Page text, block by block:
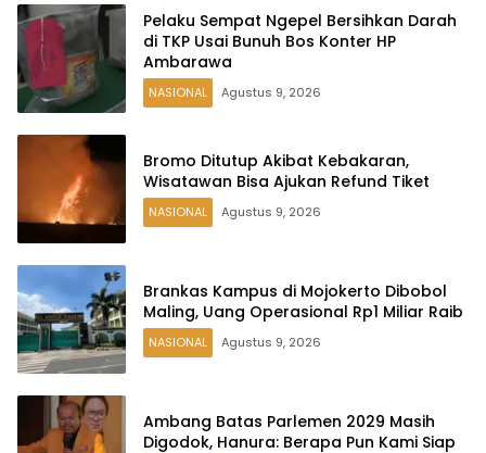
Pelaku Sempat Ngepel Bersihkan Darah
di TKP Usai Bunuh Bos Konter HP
Ambarawa
NASIONAL Agustus 9, 2026
Bromo Ditutup Akibat Kebakaran,
Wisatawan Bisa Ajukan Refund Tiket
NASIONAL Agustus 9, 2026
Brankas Kampus di Mojokerto Dibobol
Maling, Uang Operasional Rp1 Miliar Raib
NASIONAL Agustus 9, 2026
Ambang Batas Parlemen 2029 Masih
Digodok, Hanura: Berapa Pun Kami Siap